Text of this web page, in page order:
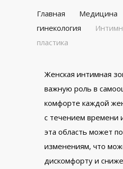
Главная Медицина
гинекология
пластика
Женская интимная
важную роль в
комфорте каждой
с течением времени
эта область может
изменениям, что
дискомфорту и